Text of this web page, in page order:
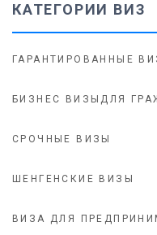
КАТЕГОРИИ ВИЗ
ГАРАНТИРОВАННЫЕ
БИЗНЕС ВИЗЫДЛЯ
СРОЧНЫЕ ВИЗЫ
ШЕНГЕНСКИЕ ВИЗЫ
ВИЗА ДЛЯ